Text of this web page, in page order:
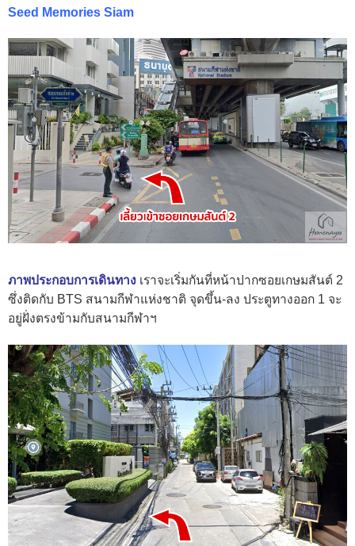
Seed Memories Siam
ภาพประกอบการเดินทาง เราจะเริ่มกันที่หน้าปากซอยเกษมสันต์ 2
ซึ่งติดกับ BTS สนามกีฬาแห่งชาติ จุดขึ้น-ลง ประตูทางออก 1 จะ
อยู่ฝั่งตรงข้ามกับสนามกีฬาฯ